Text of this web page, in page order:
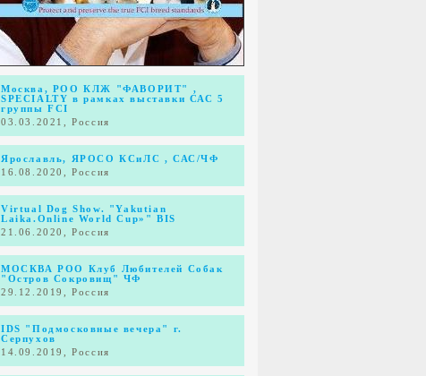
Москва, РОО КЛЖ "ФАВОРИТ" ,
SPECIALTY в рамках выставки САС 5
группы FCI
03.03.2021, Россия
Ярославль, ЯРОСО КСиЛС , САС/ЧФ
16.08.2020, Россия
Virtual Dog Show. "Yakutian
Laika.Online World Cup»" BIS
21.06.2020, Россия
МОСКВА РОО Клуб Любителей Собак
"Остров Сокровищ" ЧФ
29.12.2019, Россия
IDS "Подмосковные вечера" г.
Серпухов
14.09.2019, Россия